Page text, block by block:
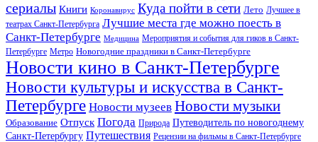
сериалы Книги Коронавирус Куда пойти в сети Лето Лучшее в
театрах Санкт-Петербурга Лучшие места где можно поесть в
Санкт-Петербурге Медицина Мероприятия и события для гиков в Санкт-
Петербурге Метро Новогодние праздники в Санкт-Петербурге
Новости кино в Санкт-Петербурге
Новости культуры и искусства в Санкт-
Петербурге Новости музеев Новости музыки
Образование Отпуск Погода Природа Путеводитель по новогоднему
Санкт-Петербургу Путешествия Рецензии на фильмы в Санкт-Петербурге